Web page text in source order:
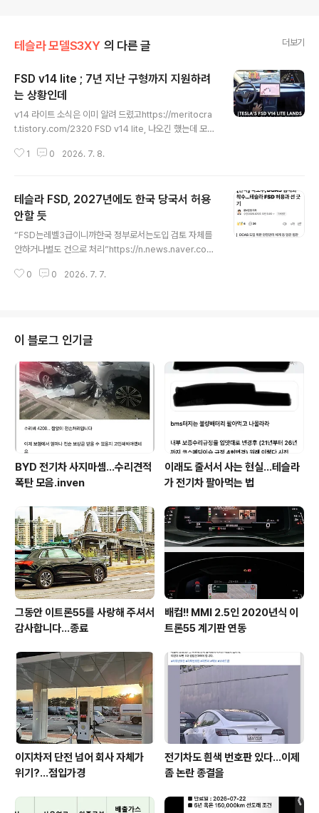
테슬라 모델S3XY 의 다른 글 더보기
FSD v14 lite ; 7년 지난 구형까지 지원하려
는 상황인데
v14 라이트 소식은 이미 알려 드렸고https://meritocra
t.tistory.com/2320 FSD v14 lite, 나오긴 했는데 모델
을 위한fsd가 마침내 미국서 공개릴리즈 노트 버전 2026.
slaapp.cmeritocrat.tistory.com 미국에서도 다양한
후기가 아주 조금씩 쏟아지기 시작함.대부분 얼리 리뷰를
위한 인플루언서이긴 하지만... 의도된 메시지들이긴 하지
만,어찌됐던 이 오래된 하드웨어로 발췌해서잘 구현한다는
데 대단하기는 한 거 아님. (거의 대부분의 기존 레거시 제
조사들이 출시된 차량을..
1 0 2026. 7. 8.
테슬라 FSD, 2027년에도 한국 당국서 허용
안할 듯
“FSD는레벨3급이니까한국 정부로서는도입 검토 자체를
안하거나별도 건으로 처리”https://n.news.naver.co
부, DCAS 법제화 착수…테슬라 FSD 허용과 선 긋기정부
SD를 별도 기술로 판n.news.naver.com알림)2026.7.
7. 개정정보통신망법(입틀막법) 의거포스팅이 허위정보로
규정될 수 있으므로열람 외 재배포는 지양 바랍니다.Merit
ocrat @ it’s electric
0 0 2026. 7. 7.
이 블로그 인기글
BYD 전기차 사지마셈...수리견적
폭탄 모음.inven
이래도 줄서서 사는 현실…테슬라
가 전기차 팔아먹는 법
그동안 이트론55를 사랑해 주셔서
감사합니다...종료
배컴!! MMI 2.5인 2020년식 이
트론55 계기판 연동
이지차저 단전 넘어 회사 자체가
위기?...점입가경
전기차도 흰색 번호판 있다...이제
좀 논란 종결을